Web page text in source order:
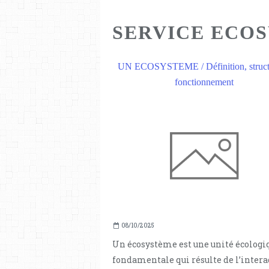
SERVICE
UN ECOSYSTEME / Définition,
fonctionnement
08/10/2025
Un écosystème est une unité
fondamentale qui résulte de